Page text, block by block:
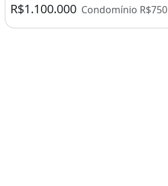
R$1.100.000 Condomínio R$750